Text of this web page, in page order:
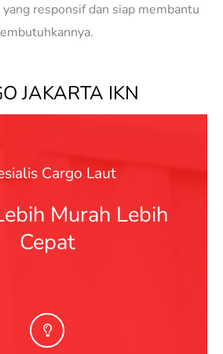
responsif dan siap membantu
JAKARTA IKN
Cargo Laut
Murah Lebih
Cepat